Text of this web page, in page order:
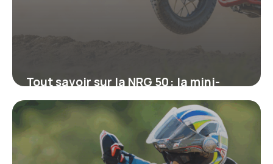
Tout savoir sur la NRG 50 : la mini-
moto cross qui séduit les jeunes
pilotes